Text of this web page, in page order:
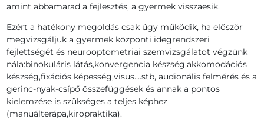
amint abbamarad a fejlesztés, a gyermek visszaesik.
Ezért a hatékony megoldás csak úgy működik, ha először
megvizsgáljuk a gyermek központi idegrendszeri
fejlettségét és neurooptometriai szemvizsgálatot végzünk
nála:binokuláris látás,konvergencia készség,akkomodációs
készség,fixációs képesség,visus….stb, audionális felmérés és a
gerinc-nyak-csípő összefüggések és annak a pontos
kielemzése is szükséges a teljes képhez
(manuálterápa,kiropraktika).